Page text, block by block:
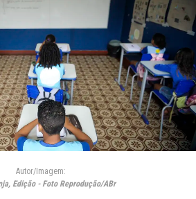
Autor/Imagem:
Edição - Foto Reprodução/ABr